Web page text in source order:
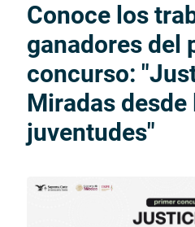
Inicio
contenido
principal
Conoce los
ganadores del
concurso:
Miradas desde
juventudes"